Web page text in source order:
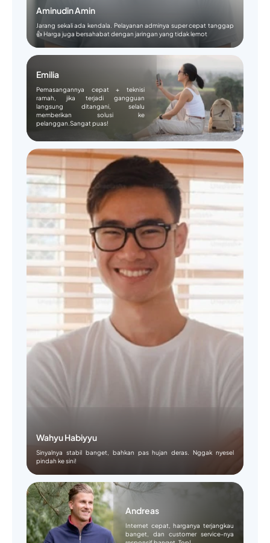
Aminudin Amin
Jarang sekali ada kendala. Pelayanan adminya super cepat tanggap
👍 Harga juga bersahabat dengan jaringan yang tidak lemot
Emilia
Pemasangannya cepat + teknisi
ramah, jika terjadi gangguan
langsung ditangani, selalu
memberikan solusi ke
pelanggan.Sangat puas!
Wahyu Habiyyu
Sinyalnya stabil banget, bahkan pas hujan deras. Nggak nyesel
pindah ke sini!
Andreas
Internet cepat, harganya terjangkau
banget, dan customer service-nya